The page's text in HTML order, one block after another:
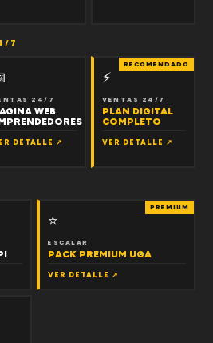
7
24/7
WEB
DETALLE ↗
RECOMENDADO
⚡
VENTAS 24/7
PLAN DIGITAL
COMPLETO
VER DETALLE ↗
PREMIUM
⭐
ESCALAR
PACK PREMIUM UGA
VER DETALLE ↗